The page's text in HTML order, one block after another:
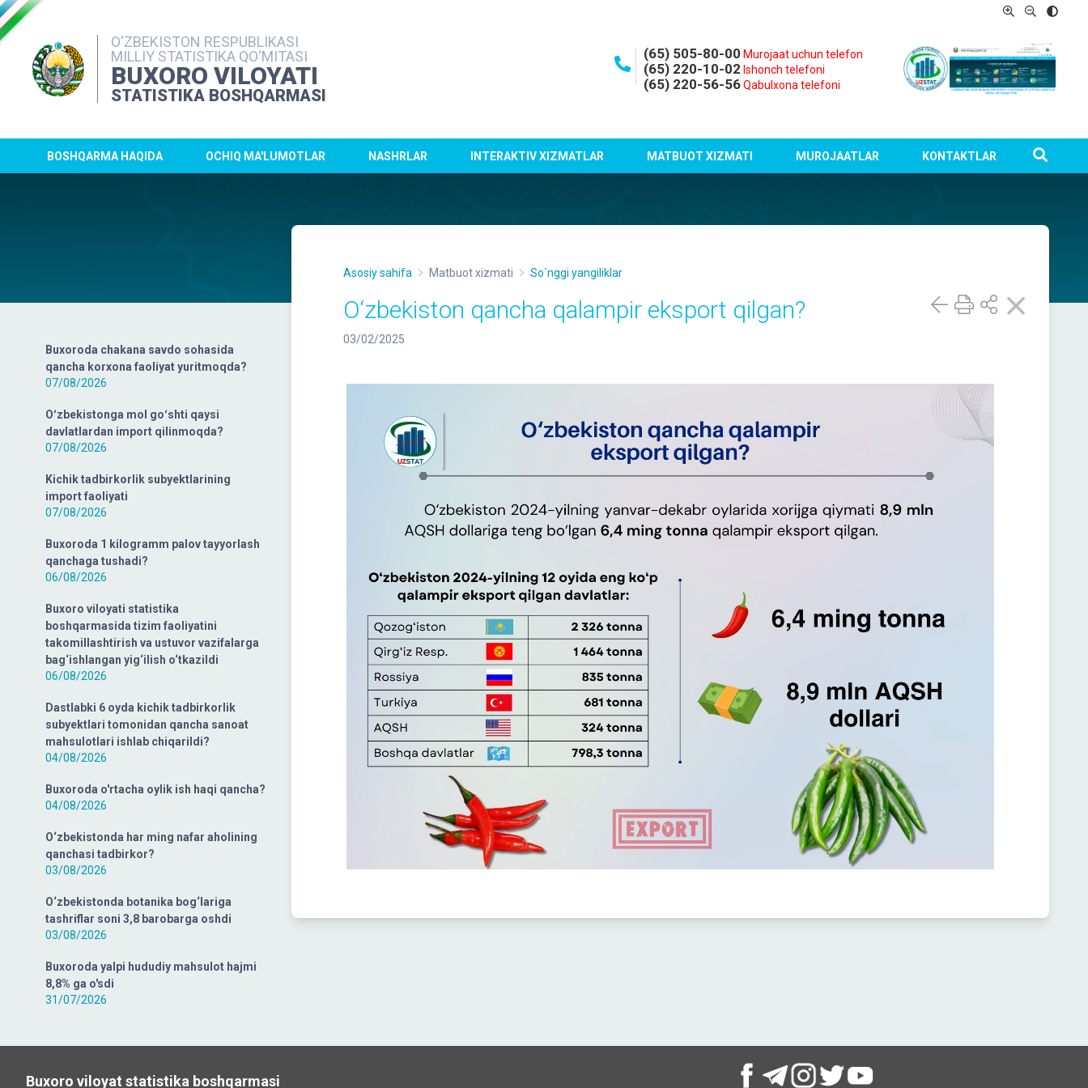
O‘ZBEKISTON RESPUBLIKASI
MILLIY STATISTIKA QO‘MITASI
BUXORO VILOYATI
STATISTIKA BOSHQARMASI
(65) 505-80-00 Murojaat uchun telefon
(65) 220-10-02 Ishonch telefoni
(65) 220-56-56 Qabulxona telefoni
BOSHQARMA HAQIDA OCHIQ MA'LUMOTLAR NASHRLAR INTERAKTIV XIZMATLAR MATBUOT XIZMATI MUROJAATLAR KONTAKTLAR
Buxoroda chakana savdo sohasida
qancha korxona faoliyat yuritmoqda?
07/08/2026
Oʻzbekistonga mol goʻshti qaysi
davlatlardan import qilinmoqda?
07/08/2026
Kichik tadbirkorlik subyektlarining
import faoliyati
07/08/2026
Buxoroda 1 kilogramm palov tayyorlash
qanchaga tushadi?
06/08/2026
Buxoro viloyati statistika
boshqarmasida tizim faoliyatini
takomillashtirish va ustuvor vazifalarga
bag‘ishlangan yig‘ilish o‘tkazildi
06/08/2026
Dastlabki 6 oyda kichik tadbirkorlik
subyektlari tomonidan qancha sanoat
mahsulotlari ishlab chiqarildi?
04/08/2026
Buxoroda o'rtacha oylik ish haqi qancha?
04/08/2026
O‘zbekistonda har ming nafar aholining
qanchasi tadbirkor?
03/08/2026
O‘zbekistonda botanika bog‘lariga
tashriflar soni 3,8 barobarga oshdi
03/08/2026
Buxoroda yalpi hududiy mahsulot hajmi
8,8% ga o'sdi
31/07/2026
Asosiy sahifa Matbuot xizmati So`nggi yangiliklar
O‘zbekiston qancha qalampir eksport qilgan?
03/02/2025
Buxoro viloyat statistika boshqarmasi